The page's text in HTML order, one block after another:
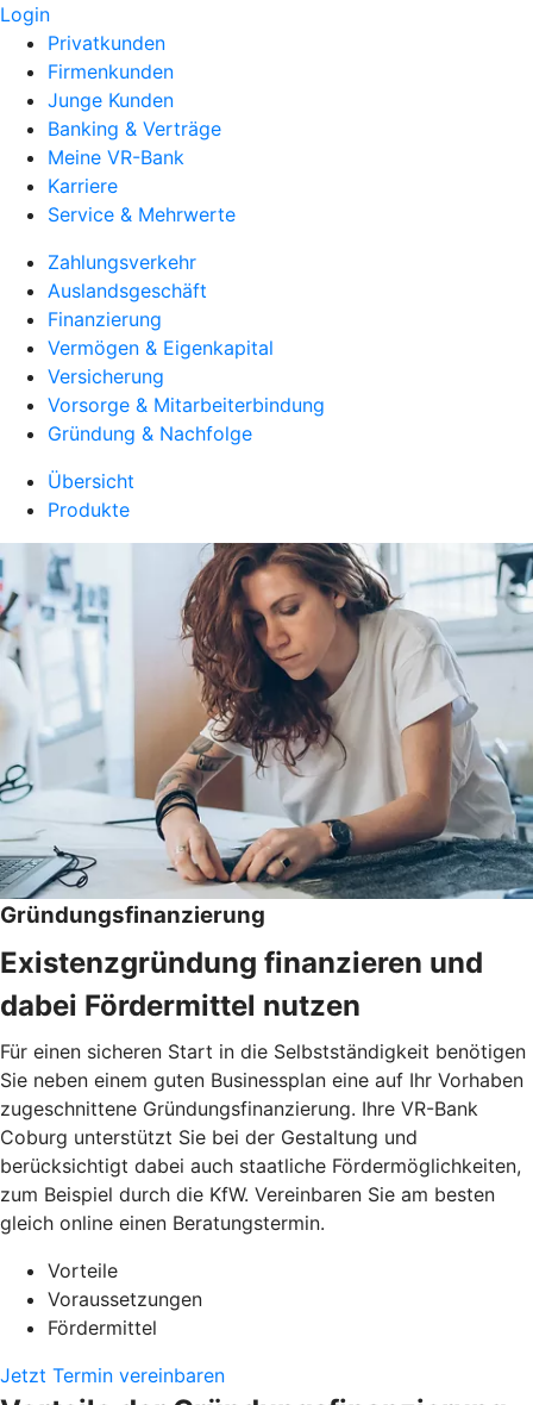
Login
Privatkunden
Firmenkunden
Junge Kunden
Banking & Verträge
Meine VR-Bank
Karriere
Service & Mehrwerte
Zahlungsverkehr
Auslandsgeschäft
Finanzierung
Vermögen & Eigenkapital
Versicherung
Vorsorge & Mitarbeiterbindung
Gründung & Nachfolge
Übersicht
Produkte
Gründungsfinanzierung
Existenzgründung finanzieren und
dabei Fördermittel nutzen
Für einen sicheren Start in die Selbstständigkeit benötigen
Sie neben einem guten Businessplan eine auf Ihr Vorhaben
zugeschnittene Gründungsfinanzierung. Ihre VR-Bank
Coburg unterstützt Sie bei der Gestaltung und
berücksichtigt dabei auch staatliche Fördermöglichkeiten,
zum Beispiel durch die KfW. Vereinbaren Sie am besten
gleich online einen Beratungstermin.
Vorteile
Voraussetzungen
Fördermittel
Jetzt Termin vereinbaren